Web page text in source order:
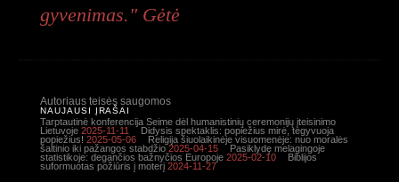
gyvenimas." Gėtė
Autoriaus teisės saugomos
NAUJAUSI ĮRAŠAI
Tarptautinė konferencija Seime dėl humanistinių ceremonijų įteisinimo
Lietuvoje 2025-11-11
Didysis spektaklis: popiežius mirė, tegyvuoja
popiežius! 2025-05-06
Religija šiuolaikinėje visuomenėje: nuo moralės
šaltinio iki pažangos stabdžio 2025-04-15
Pasiklydę melagingoje
statistikoje: degančios bažnyčios Europoje 2025-02-10
Biblijos
suformuotas požiūris į moterį 2024-11-27